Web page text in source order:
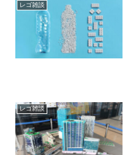
レゴ雑談
レゴ雑談